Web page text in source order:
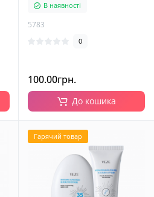
В наявності
5783
0
100.00грн.
До кошика
Гарячий товар